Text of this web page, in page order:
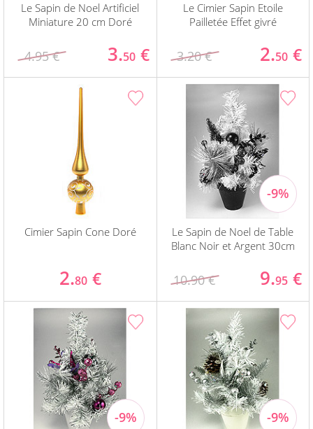
Le Sapin de Noel Artificiel
Miniature 20 cm Doré
4.95 € 3.50 €
Le Cimier Sapin Etoile
Pailletée Effet givré
3.20 € 2.50 €
Cimier Sapin Cone Doré
2.80 €
Le Sapin de Noel de Table
Blanc Noir et Argent 30cm
10.90 € 9.95 €